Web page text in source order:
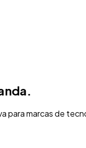
para marcas de